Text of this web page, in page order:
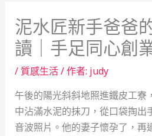
泥水匠新手爸爸
讀｜手足同心創
/ 質感生活/ 作者: judy
午後的陽光斜斜地照進鐵皮工寮
中沾滿水泥的抹刀，從口袋掏出
音波照片。他的妻子懷孕了，再